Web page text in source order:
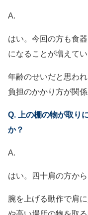
A.
はい。今回の方も食
になることが増えてい
年齢のせいだと思わ
負担のかかり方が関
Q. 上の棚の物が取り
か？
A.
はい。四十肩の方か
腕を上げる動作で肩